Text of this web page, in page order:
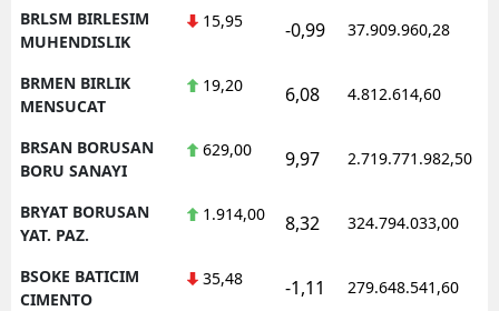
BRLSM BIRLESIM
MUHENDISLIK
15,95 -0,99 37.909.960,28
BRMEN BIRLIK
MENSUCAT
19,20 6,08 4.812.614,60
BRSAN BORUSAN
BORU SANAYI
629,00 9,97 2.719.771.982,50
BRYAT BORUSAN
YAT. PAZ.
1.914,00 8,32 324.794.033,00
BSOKE BATICIM
CIMENTO
35,48 -1,11 279.648.541,60